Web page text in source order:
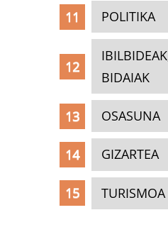
POLITIKA
BIDAIAK
OSASUNA
GIZARTEA
TURISMOA